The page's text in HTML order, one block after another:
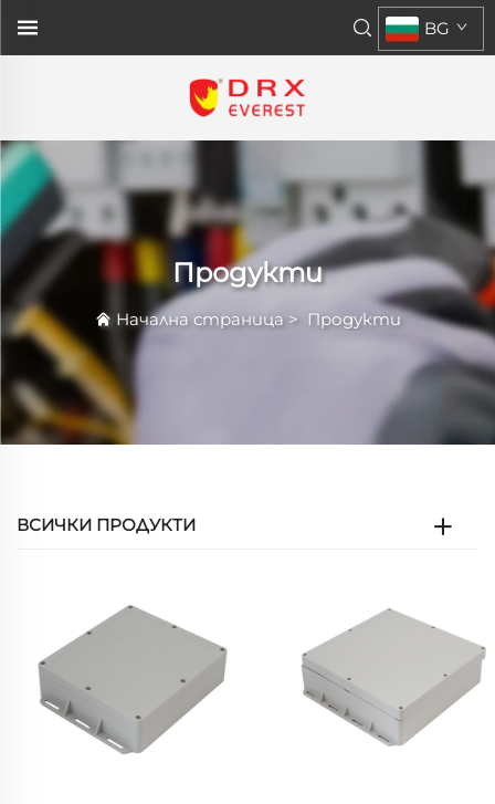
BG
Продукти
Начална страница> Продукти
ВСИЧКИ ПРОДУКТИ